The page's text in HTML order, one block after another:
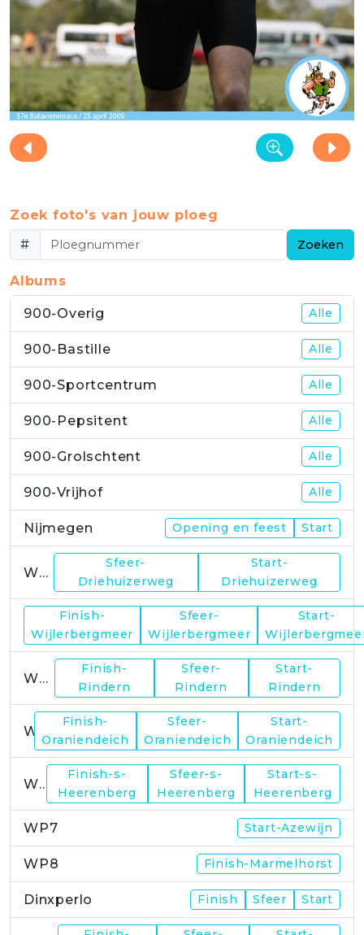
Zoek foto's van jouw ploeg
#
Zoeken
Albums
900-Overig Alle
900-Bastille Alle
900-Sportcentrum Alle
900-Pepsitent Alle
900-Grolschtent Alle
900-Vrijhof Alle
Nijmegen Opening en feest Start
WP1
Sfeer-
Driehuizerweg
Start-
Driehuizerweg
Finish-
Wijlerbergmeer
Sfeer-
Wijlerbergmeer
Start-
WP4
Finish-
Rindern
Sfeer-
Rindern
Start-
Rindern
Finish-
Oraniendeich
Sfeer-
Oraniendeich
Start-
Oraniendeich
WP6
Finish-s-
Heerenberg
Sfeer-s-
Heerenberg
Start-s-
Heerenberg
WP7 Start-Azewijn
WP8 Finish-Marmelhorst
Dinxperlo Finish Sfeer Start